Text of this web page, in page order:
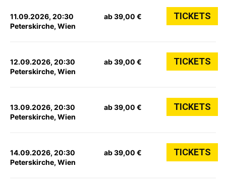
11.09.2026, 20:30
Peterskirche, Wien
ab 39,00 € TICKETS
12.09.2026, 20:30
Peterskirche, Wien
ab 39,00 € TICKETS
13.09.2026, 20:30
Peterskirche, Wien
ab 39,00 € TICKETS
14.09.2026, 20:30
Peterskirche, Wien
ab 39,00 € TICKETS